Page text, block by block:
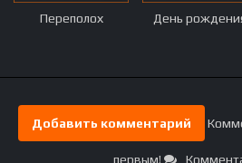
Переполох День
Добавить комментарий
первым!